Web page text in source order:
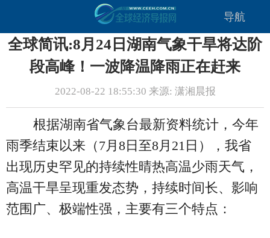
导航
全球简讯:8月24日湖南气象干旱将达阶
段高峰！一波降温降雨正在赶来
2022-08-22 18:55:30 来源: 潇湘晨报
根据湖南省气象台最新资料统计，今年
雨季结束以来（7月8日至8月21日），我省
出现历史罕见的持续性晴热高温少雨天气，
高温干旱呈现重发态势，持续时间长、影响
范围广、极端性强，主要有三个特点：